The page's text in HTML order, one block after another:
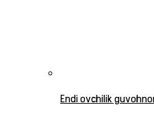
Endi ovchilik